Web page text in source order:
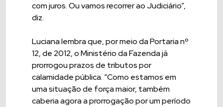
com juros. Ou vamos recorrer ao Judiciário”,
diz.
Luciana lembra que, por meio da Portaria nº
12, de 2012, o Ministério da Fazenda já
prorrogou prazos de tributos por
calamidade pública. “Como estamos em
uma situação de força maior, também
caberia agora a prorrogação por um período